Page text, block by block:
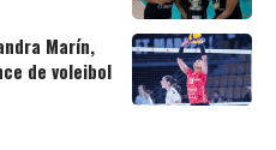
Marín,
de voleibol